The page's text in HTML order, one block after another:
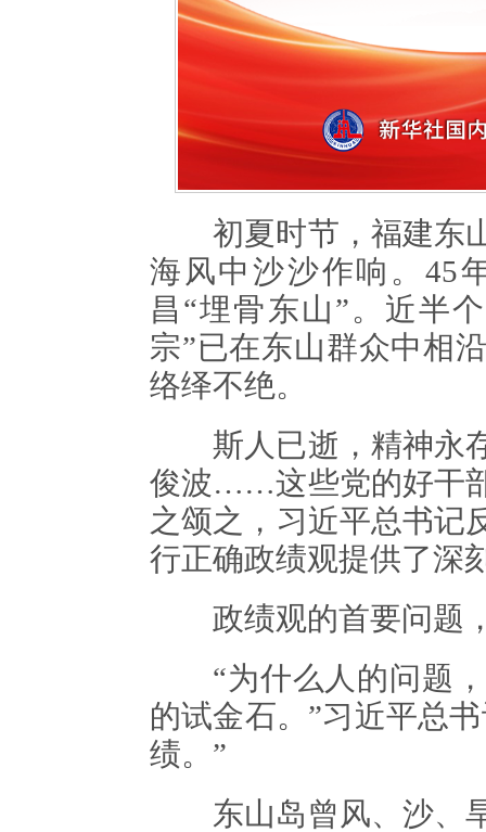
初夏时节，福建东山
海风中沙沙作响。45
昌“埋骨东山”。近半
宗”已在东山群众中相
络绎不绝。
斯人已逝，精神永存
俊波……这些党的好干
之颂之，习近平总书记
行正确政绩观提供了深
政绩观的首要问题，
“为什么人的问题，
的试金石。”习近平总
绩。”
东山岛曾风、沙、旱